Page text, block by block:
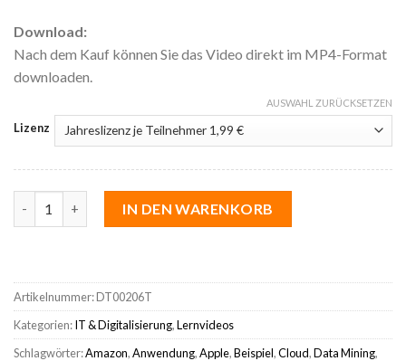
Download:
Nach dem Kauf können Sie das Video direkt im MP4-Format
downloaden.
Lizenz
AUSWAHL ZURÜCKSETZEN
IN DEN WARENKORB
Artikelnummer:DT00206T
Kategorien:IT & Digitalisierung,Lernvideos
Schlagwörter:Amazon,Anwendung,Apple,Beispiel,Cloud,Data Mining,